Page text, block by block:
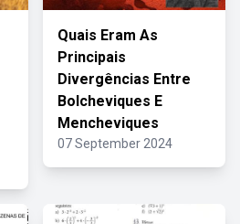
Quais Eram As
Principais
Divergências Entre
Bolcheviques E
Mencheviques
07 September 2024